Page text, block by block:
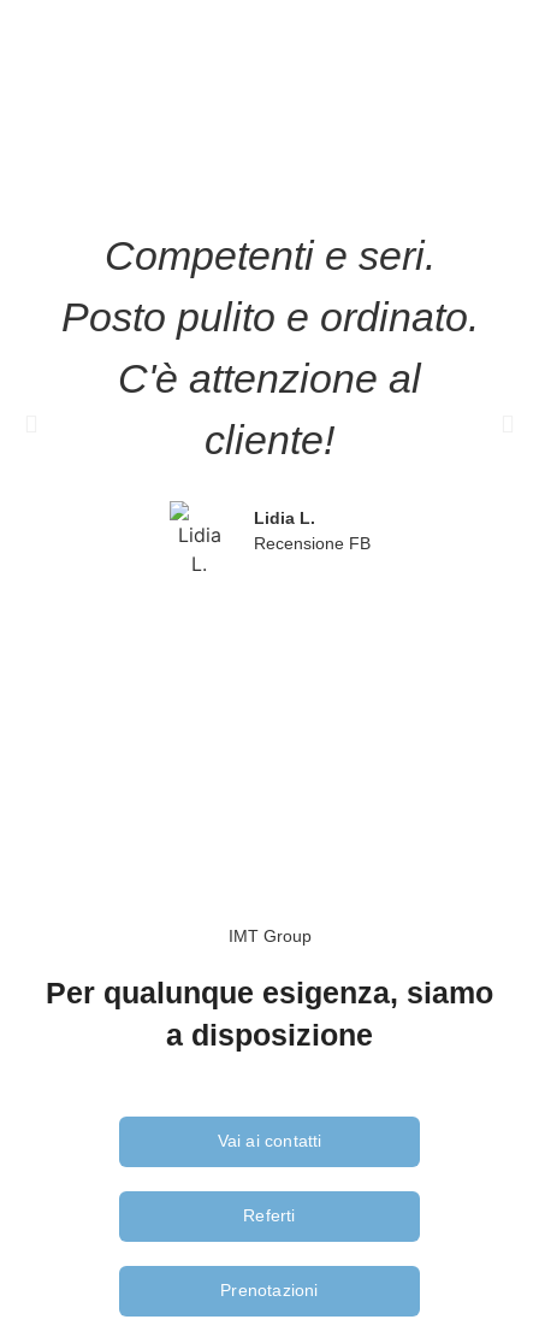
Competenti e seri.
Posto pulito e ordinato.
C'è attenzione al
cliente!
Lidia L.
Recensione FB
IMT Group
Per qualunque esigenza, siamo
a disposizione
Vai ai contatti
Referti
Prenotazioni